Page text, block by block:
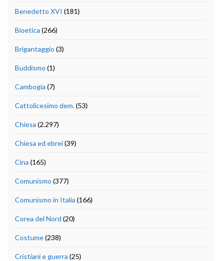
Benedetto XVI (181)
Bioetica (266)
Brigantaggio (3)
Buddismo (1)
Cambogia (7)
Cattolicesimo dem.(53)
Chiesa (2.297)
Chiesa ed ebrei(39)
Cina (165)
Comunismo (377)
Comunismo in Italia (166)
Corea del Nord (20)
Costume(238)
Cristiani e guerra (25)